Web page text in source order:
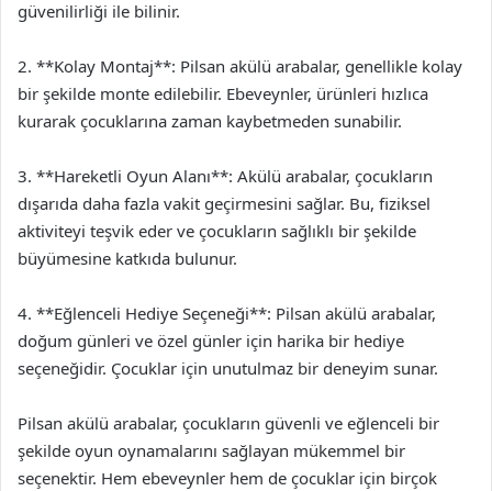
güvenilirliği ile bilinir.
2. **Kolay Montaj**: Pilsan akülü arabalar, genellikle kolay
bir şekilde monte edilebilir. Ebeveynler, ürünleri hızlıca
kurarak çocuklarına zaman kaybetmeden sunabilir.
3. **Hareketli Oyun Alanı**: Akülü arabalar, çocukların
dışarıda daha fazla vakit geçirmesini sağlar. Bu, fiziksel
aktiviteyi teşvik eder ve çocukların sağlıklı bir şekilde
büyümesine katkıda bulunur.
4. **Eğlenceli Hediye Seçeneği**: Pilsan akülü arabalar,
doğum günleri ve özel günler için harika bir hediye
seçeneğidir. Çocuklar için unutulmaz bir deneyim sunar.
Pilsan akülü arabalar, çocukların güvenli ve eğlenceli bir
şekilde oyun oynamalarını sağlayan mükemmel bir
seçenektir. Hem ebeveynler hem de çocuklar için birçok